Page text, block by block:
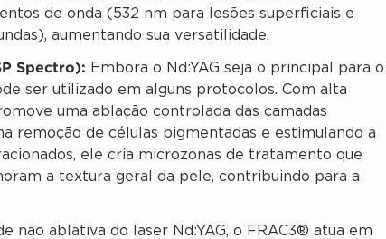
de onda (532 nm para lesões superficiais e
aumentando sua versatilidade.
Spectro): Embora o Nd:YAG seja o principal para o
ser utilizado em alguns protocolos. Com alta
uma ablação controlada das camadas
remoção de células pigmentadas e estimulando a
ele cria microzonas de tratamento que
a textura geral da pele, contribuindo para a
não ablativa do laser Nd:YAG, o FRAC3® atua em